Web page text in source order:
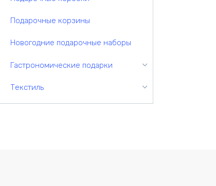
Подарочные корзины
Новогодние подарочные наборы
Гастрономические подарки
Текстиль